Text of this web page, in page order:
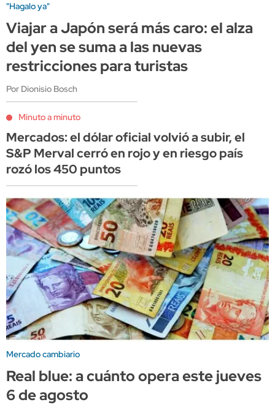
"Hagalo ya"
Viajar a Japón será más caro: el alza
del yen se suma a las nuevas
restricciones para turistas
Por Dionisio Bosch
Minuto a minuto
Mercados: el dólar oficial volvió a subir, el
S&P Merval cerró en rojo y en riesgo país
rozó los 450 puntos
Mercado cambiario
Real blue: a cuánto opera este jueves
6 de agosto